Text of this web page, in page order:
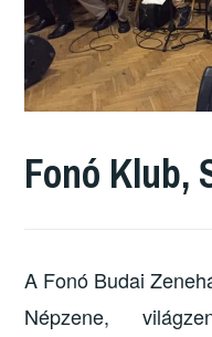
Fonó Klub,
A Fonó Budai
Népzene,